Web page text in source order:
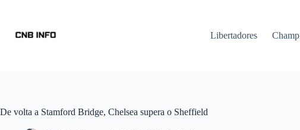
Libertadores
De volta a Stamford Bridge, Chelsea supera o Sheffield